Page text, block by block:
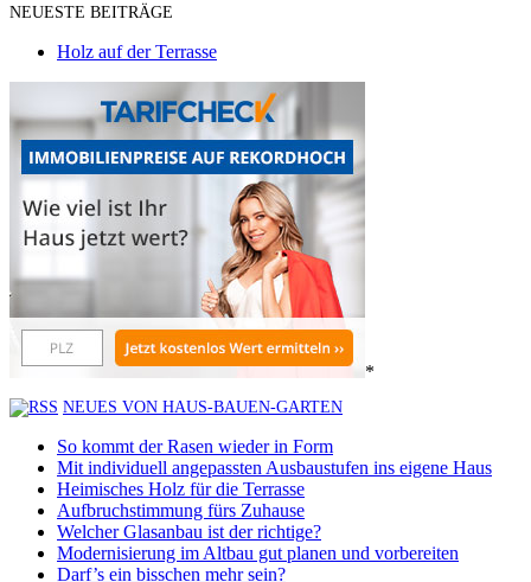
NEUESTE BEITRÄGE
Holz auf der Terrasse
*
NEUES VON HAUS-BAUEN-GARTEN
So kommt der Rasen wieder in Form
Mit individuell angepassten Ausbaustufen ins eigene Haus
Heimisches Holz für die Terrasse
Aufbruchstimmung fürs Zuhause
Welcher Glasanbau ist der richtige?
Modernisierung im Altbau gut planen und vorbereiten
Darf’s ein bisschen mehr sein?